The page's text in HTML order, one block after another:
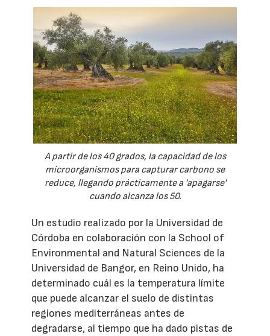
A partir de los 40 grados, la capacidad de los
microorganismos para capturar carbono se
reduce, llegando prácticamente a 'apagarse'
cuando alcanza los 50.
Un estudio realizado por la Universidad de
Córdoba en colaboración con la School of
Environmental and Natural Sciences de la
Universidad de Bangor, en Reino Unido, ha
determinado cuál es la temperatura límite
que puede alcanzar el suelo de distintas
regiones mediterráneas antes de
degradarse, al tiempo que ha dado pistas de